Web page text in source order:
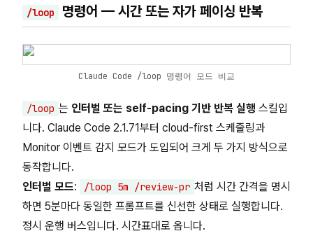
/loop 명령어 — 시간 또는 자가 페이싱 반복
Claude Code /loop 명령어 모드 비교
/loop 는 인터벌 또는 self-pacing 기반 반복 실행 스킬입
니다. Claude Code 2.1.71부터 cloud-first 스케줄링과
Monitor 이벤트 감지 모드가 도입되어 크게 두 가지 방식으로
동작합니다.
인터벌 모드: /loop 5m /review-pr 처럼 시간 간격을 명시
하면 5분마다 동일한 프롬프트를 신선한 상태로 실행합니다.
정시 운행 버스입니다. 시간표대로 옵니다.